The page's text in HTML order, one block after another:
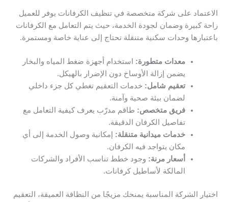
الاعتماد على شركة متخصصة في تنظيف الكرفانات يوفر للعميل
راحة كبيرة وضمان لجودة الخدمة، حيث يتم التعامل مع الكرفانات
باعتبارها وحدات سكنية متنقلة تحتاج إلى عناية خاصة ومستمرة.
معدات متطورة: استخدام أجهزة ضغط المياه والبخار
يضمن إزالة الأوساخ دون الإضرار بالهيكل.
تعقيم شامل: خدمات التعقيم تغطي كل جزء داخلي
لضمان بيئة صحية وآمنة.
فريق متخصص: طاقم مدرّب يعرف كيفية التعامل مع
تفاصيل الكرفان الدقيقة.
خدمات ميدانية متنقلة: إمكانية وصول الخدمة إلى أي
مكان يتواجد فيه الكرفان.
أسعار مرنة: وجود خطط تناسب الأفراد والشركات
المالكة لأساطيل كرفانات.
اختيار الشركة المناسبة يمنحك مزيجًا من النظافة العميقة، التعقيم